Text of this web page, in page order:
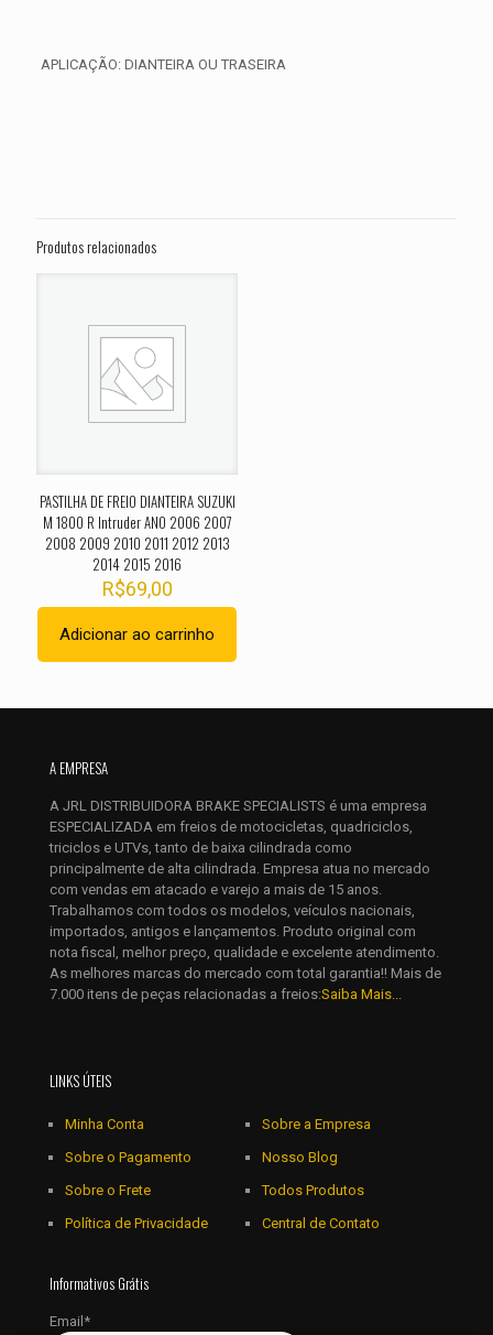
APLICAÇÃO: DIANTEIRA OU TRASEIRA
FLTRX ANO 2010”
obrigatórios são marcados com
Sua avaliação
1 de 5
2 de 5
mail*
Salvar meus dados neste navegador para a próxima vez que
eu comentar.
Produtos relacionados
PASTILHA DE FREIO DIANTEIRA SUZUKI
M 1800 R Intruder ANO 2006 2007
2008 2009 2010 2011 2012 2013
2014 2015 2016
R$69,00
Adicionar ao carrinho
A EMPRESA
A JRL DISTRIBUIDORA BRAKE SPECIALISTS é uma empresa
ESPECIALIZADA em freios de motocicletas, quadriciclos,
triciclos e UTVs, tanto de baixa cilindrada como
principalmente de alta cilindrada. Empresa atua no mercado
com vendas em atacado e varejo a mais de 15 anos.
Trabalhamos com todos os modelos, veículos nacionais,
importados, antigos e lançamentos. Produto original com
nota fiscal, melhor preço, qualidade e excelente atendimento.
As melhores marcas do mercado com total garantia!! Mais de
7.000 itens de peças relacionadas a freios:Saiba Mais...
LINKS ÚTEIS
Minha Conta
Sobre o Pagamento
Sobre o Frete
Política de Privacidade
Sobre a Empresa
Nosso Blog
Todos Produtos
Central de Contato
Informativos Grátis
Email*